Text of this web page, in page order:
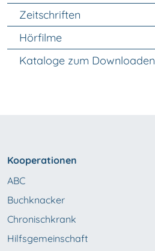
Zeitschriften
Hörfilme
Kataloge zum Downloaden
Kooperationen
ABC
Buchknacker
Chronischkrank
Hilfsgemeinschaft